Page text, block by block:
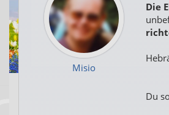
Misio
Die
Du